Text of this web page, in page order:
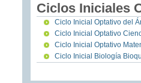
Ciclos Iniciales
Ciclo Inicial Optativo del
Ciclo Inicial Optativo
Ciclo Inicial Optativo
Ciclo Inicial Biología